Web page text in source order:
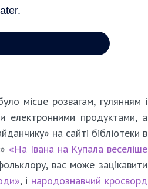
місце розвагам, гулянням і
електронними продуктами, а
на сайті бібліотеки в
«На Івана на Купала веселіше
вас може зацікавити
, і народознавчий кросворд